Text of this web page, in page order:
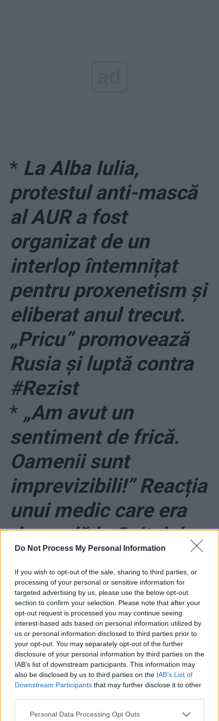
Do Not Process My Personal Information
If you wish to opt-out of the sale, sharing to third parties, or
processing of your personal or sensitive information for
targeted advertising by us, please use the below opt-out
section to confirm your selection. Please note that after your
opt-out request is processed you may continue seeing
interest-based ads based on personal information utilized by
us or personal information disclosed to third parties prior to
your opt-out. You may separately opt-out of the further
disclosure of your personal information by third parties on the
IAB’s list of downstream participants. This information may
also be disclosed by us to third parties on the IAB’s List of
Downstream Participants that may further disclose it to other
Personal Data Processing Opt Outs
* La Alba Iulia,
protestul anti-mască
al AUR a fost
organizat de un
interlop întemnițat
pentru proxenetism și
eliberat anul trecut.
„Pricu” promovează
Rusia și luptă contra
#Rezist
* „Am avut un
sentiment de frică.
Oamenii sunt
imprevizibili!” Reacția
unui medic care era
de gardă la Spitalul
Județean Bacău când
conspiraționiștii au
năvălit în curte
scandând „Asasinii!”
*Tupeu maxim: liderii
AUR au încercat să
intre peste ministrul